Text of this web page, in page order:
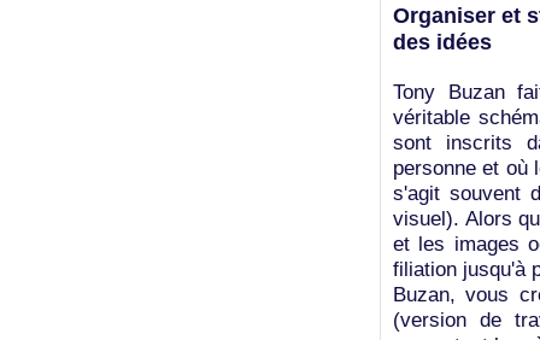
Organiser et
des idées
Tony Buzan
véritable
sont inscrits
personne et où
s'agit souvent
visuel). Alors
et les images
filiation jusqu'à
Buzan, vous
(version de